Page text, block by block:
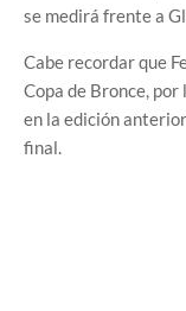
se medirá frente a
Cabe recordar que
Copa de Bronce,
en la edición
final.